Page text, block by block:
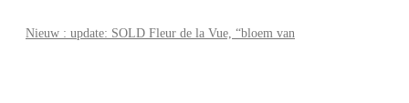
Nieuw : update: SOLD Fleur de la Vue, “bloem van